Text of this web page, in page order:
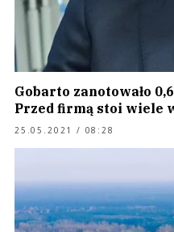
Gobarto zanotowało
Przed firmą stoi wiele
25.05.2021 / 08:28